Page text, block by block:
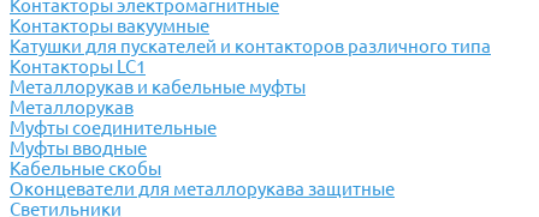
Контакторы электромагнитные
Контакторы вакуумные
Катушки для пускателей и контакторов различного типа
Контакторы LC1
Металлорукав и кабельные муфты
Металлорукав
Муфты соединительные
Муфты вводные
Кабельные скобы
Оконцеватели для металлорукава защитные
Светильники